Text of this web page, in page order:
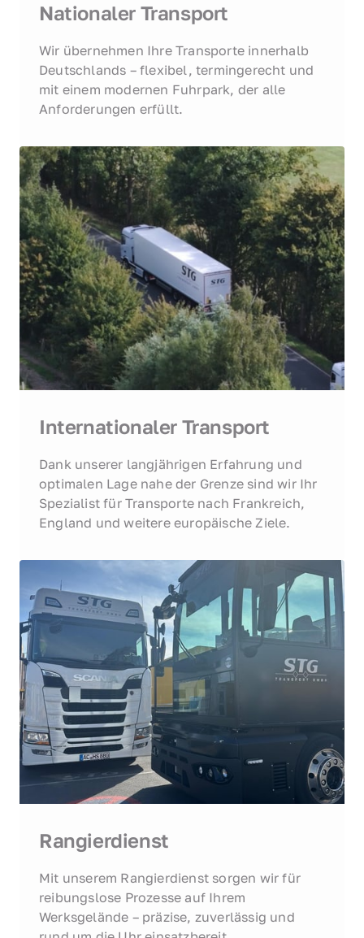
Nationaler Transport
Wir übernehmen Ihre Transporte innerhalb
Deutschlands – flexibel, termingerecht und
mit einem modernen Fuhrpark, der alle
Anforderungen erfüllt.
Internationaler Transport
Dank unserer langjährigen Erfahrung und
optimalen Lage nahe der Grenze sind wir Ihr
Spezialist für Transporte nach Frankreich,
England und weitere europäische Ziele.
Rangierdienst
Mit unserem Rangierdienst sorgen wir für
reibungslose Prozesse auf Ihrem
Werksgelände – präzise, zuverlässig und